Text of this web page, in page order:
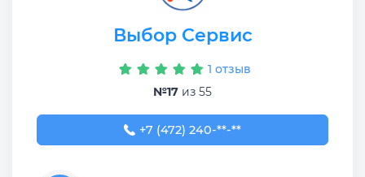
Выбор Сервис
1 отзыв
№17 из 55
+7 (472) 240-08-00
+7 (472) 240-**-**